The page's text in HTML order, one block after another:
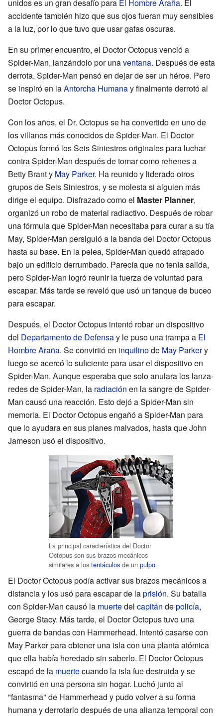
unidos es un gran desafío para El Hombre Araña. El
accidente también hizo que sus ojos fueran muy sensibles
a la luz, por lo que tuvo que usar gafas oscuras.
En su primer encuentro, el Doctor Octopus venció a
Spider-Man, lanzándolo por unaventana. Después de esta
derrota, Spider-Man pensó en dejar de ser un héroe. Pero
se inspiró en laAntorcha Humanay finalmente derrotó al
Doctor Octopus.
Con los años, el Dr. Octopus se ha convertido en uno de
los villanos más conocidos de Spider-Man. El Doctor
Octopus formó los Seis Siniestros originales para luchar
contra Spider-Man después de tomar como rehenes a
Betty Brant y May Parker. Ha reunido y liderado otros
grupos de Seis Siniestros, y se molesta si alguien más
dirige el equipo. Disfrazado como el Master Planner,
organizó un robo de material radiactivo. Después de robar
una fórmula que Spider-Man necesitaba para curar a su tía
May, Spider-Man persiguió a la banda del Doctor Octopus
hasta su base. En la pelea, Spider-Man quedó atrapado
bajo un edificio derrumbado. Parecía que no tenía salida,
pero Spider-Man logró reunir la fuerza de voluntad para
escapar. Más tarde se reveló que usó un tanque de buceo
para escapar.
Después, el Doctor Octopus intentó robar un dispositivo
del Departamento de Defensay le puso una trampa a El
Hombre Araña. Se convirtió en inquilinode May Parkery
luego se acercó lo suficiente para usar el dispositivo en
Spider-Man. Aunque esperaba que solo anulara los lanza-
redes de Spider-Man, la radiación en la sangre de Spider-
Man causó una reacción. Esto dejó a Spider-Man sin
memoria. El Doctor Octopus engañó a Spider-Man para
que lo ayudara en sus planes malvados, hasta que John
Jameson usó el dispositivo.
La principal característica del Doctor
Octopus son sus brazos mecánicos
similares a los tentáculos de un pulpo.
El Doctor Octopus podía activar sus brazos mecánicos a
distancia y los usó para escapar de laprisión. Su batalla
con Spider-Man causó la muertedel capitán depolicía,
George Stacy. Más tarde, el Doctor Octopus tuvo una
guerra de bandas con Hammerhead. Intentó casarse con
May Parker para obtener una isla con una planta atómica
que ella había heredado sin saberlo. El Doctor Octopus
escapó de la muertecuando la isla fue destruida y se
convirtió en una persona sin hogar. Luchó junto al
"fantasma" de Hammerhead y pudo volver a su forma
humana y derrotarlo después de una alianza temporal con